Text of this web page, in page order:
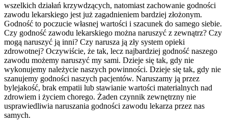
wszelkich działań krzywdzących, natomiast zachowanie godności
zawodu lekarskiego jest już zagadnieniem bardziej złożonym.
Godność to poczucie własnej wartości i szacunek do samego siebie.
Czy godność zawodu lekarskiego można naruszyć z zewnątrz? Czy
mogą naruszyć ją inni? Czy narusza ją zły system opieki
zdrowotnej? Oczywiście, że tak, lecz najbardziej godność naszego
zawodu możemy naruszyć my sami. Dzieje się tak, gdy nie
wykonujemy należycie naszych powinności. Dzieje się tak, gdy nie
szanujemy godności naszych pacjentów. Naruszamy ją przez
bylejakość, brak empatii lub stawianie wartości materialnych nad
zdrowiem i życiem chorego. Żaden czynnik zewnętrzny nie
usprawiedliwia naruszania godności zawodu lekarza przez nas
samych.